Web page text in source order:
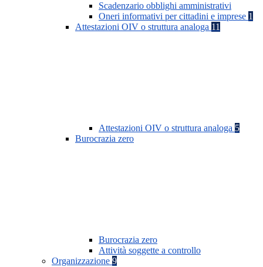
Scadenzario obblighi amministrativi
Oneri informativi per cittadini e imprese 1
Attestazioni OIV o struttura analoga 11
Attestazioni OIV o struttura analoga 5
Burocrazia zero
Burocrazia zero
Attività soggette a controllo
Organizzazione 9